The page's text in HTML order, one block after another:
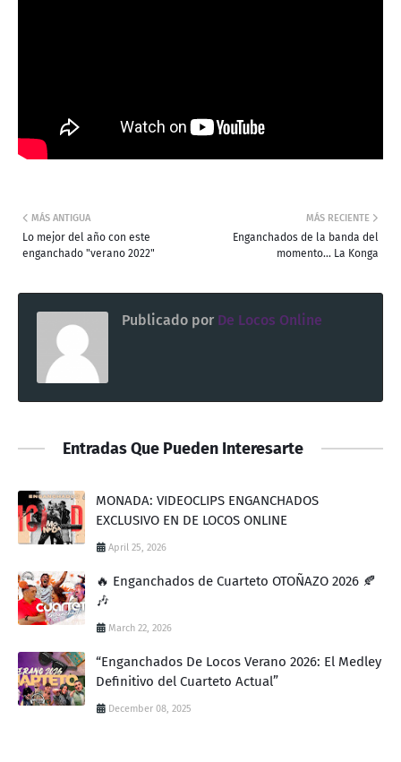
MÁS RECIENTE
Enganchados de la banda del
momento... La Konga
MÁS ANTIGUA
Lo mejor del año con este
enganchado "verano 2022"
Publicado por De Locos Online
Entradas Que Pueden Interesarte
MONADA: VIDEOCLIPS ENGANCHADOS
EXCLUSIVO EN DE LOCOS ONLINE
April 25, 2026
🔥 Enganchados de Cuarteto OTOÑAZO 2026 🍂
🎶
March 22, 2026
“Enganchados De Locos Verano 2026: El Medley
Definitivo del Cuarteto Actual”
December 08, 2025